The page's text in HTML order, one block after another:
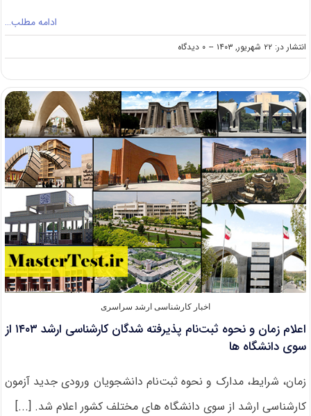
ادامه مطلب…
انتشار در: ۲۲ شهریور, ۱۴۰۳ -- ۰ دیدگاه
on
اعلام
کارشناسی
ارشد
غیرروزانه
دانشگاه
گیلان
۱۴۰۳
اخبار کارشناسی ارشد سراسری
اعلام زمان و نحوه ثبت‌نام پذیرفته شدگان کارشناسی ارشد ۱۴۰۳ از
سوی دانشگاه ها
زمان، شرایط، مدارک و نحوه ثبت‌نام دانشجویان ورودی جدید آزمون
کارشناسی ارشد از سوی دانشگاه های مختلف کشور اعلام شد. [...]